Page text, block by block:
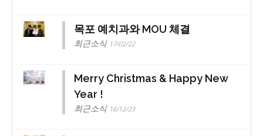
목포 예치과와 MOU 체결
최근소식 17/02/22
Merry Christmas & Happy New
Year !
최근소식 16/12/23